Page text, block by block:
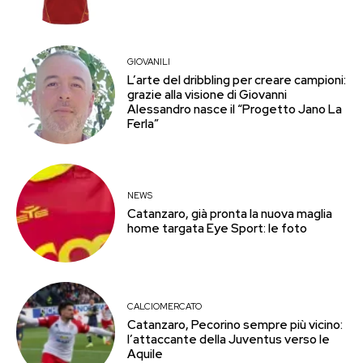
GIOVANILI
L’arte del dribbling per creare campioni:
grazie alla visione di Giovanni
Alessandro nasce il “Progetto Jano La
Ferla”
NEWS
Catanzaro, già pronta la nuova maglia
home targata Eye Sport: le foto
CALCIOMERCATO
Catanzaro, Pecorino sempre più vicino:
l’attaccante della Juventus verso le
Aquile